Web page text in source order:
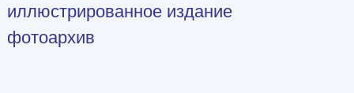
иллюстрированное издание
фотоархив